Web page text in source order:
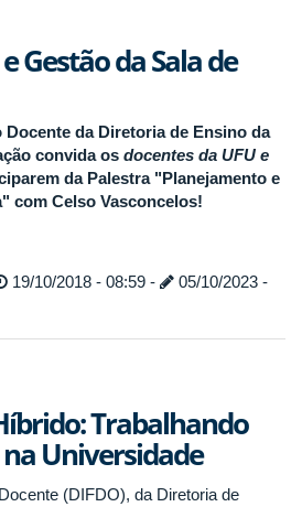
Gestão da Sala de
Docente da Diretoria de Ensino da
convida os docentes da UFU e
da Palestra "Planejamento e
com Celso Vasconcelos!
19/10/2018 - 08:59 -
05/10/2023 -
Trabalhando
Universidade
(DIFDO), da Diretoria de